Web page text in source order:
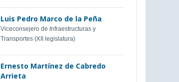
Luis Pedro Marco de la Peña
Viceconsejero de Infraestructuras y
Transportes (XII legislatura)
Ernesto Martínez de Cabredo
Arrieta